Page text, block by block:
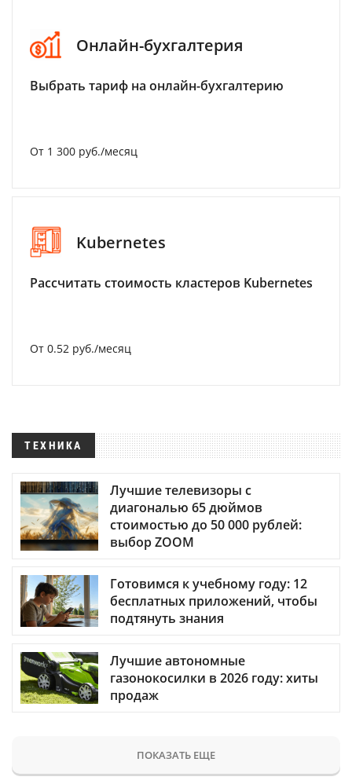
Онлайн-бухгалтерия
Выбрать тариф на онлайн-бухгалтерию
От 1 300 руб./месяц
Kubernetes
Рассчитать стоимость кластеров Kubernetes
От 0.52 руб./месяц
ТЕХНИКА
Лучшие телевизоры с
диагональю 65 дюймов
стоимостью до 50 000 рублей:
выбор ZOOM
Готовимся к учебному году: 12
бесплатных приложений, чтобы
подтянуть знания
Лучшие автономные
газонокосилки в 2026 году: хиты
продаж
ПОКАЗАТЬ ЕЩЕ